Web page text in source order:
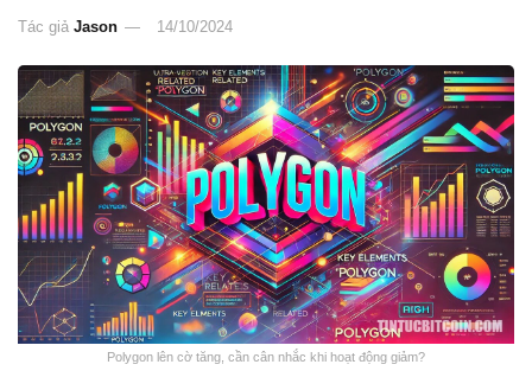
Tác giả Jason 14/10/2024
Polygon lên cờ tăng, cần cân nhắc khi hoạt động giảm?